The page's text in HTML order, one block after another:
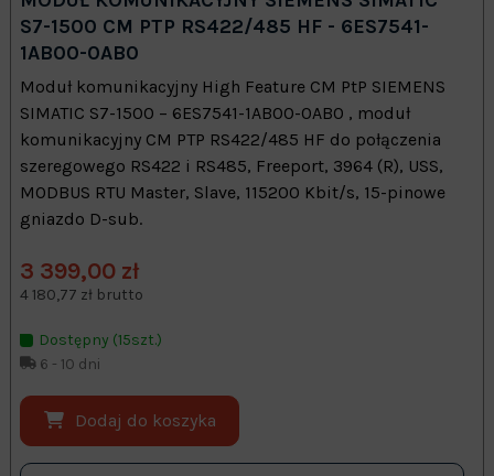
S7-1500 CM PTP RS422/485 HF - 6ES7541-
1AB00-0AB0
Moduł komunikacyjny High Feature CM PtP SIEMENS
SIMATIC S7-1500 – 6ES7541-1AB00-0AB0 , moduł
komunikacyjny CM PTP RS422/485 HF do połączenia
szeregowego RS422 i RS485, Freeport, 3964 (R), USS,
MODBUS RTU Master, Slave, 115200 Kbit/s, 15-pinowe
gniazdo D-sub.
3 399,00 zł
4 180,77 zł brutto
Dostępny (15szt.)
6 - 10 dni
Dodaj do koszyka